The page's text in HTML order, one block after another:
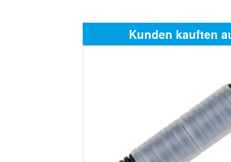
Kunden kauften